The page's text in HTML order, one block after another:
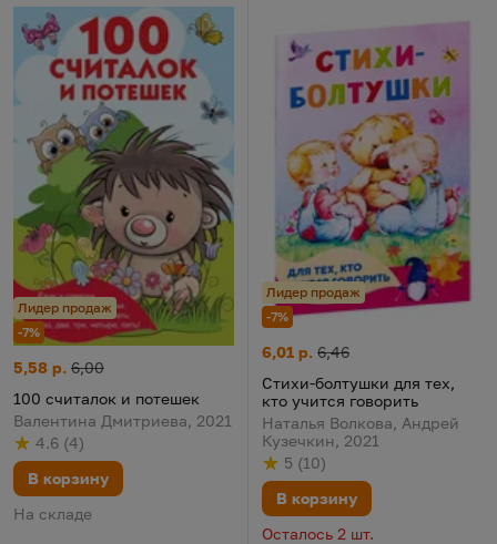
Лидер продаж
-7%
100 считалок и потешек
Цена:
5,58 р.
Старая цена:
6,00
100 считалок и потешек
Валентина Дмитриева, 2021
Рейтинг
4.6
из 5 (
по результату
4
голосов )
В корзину
На складе
Лидер продаж
-7%
Стихи-болтушки для тех, кто
Цена:
6,01 р.
Старая цена:
6,46
Стихи-болтушки для тех,
кто учится говорить
Наталья Волкова, Андрей
Кузечкин, 2021
Рейтинг
5
из 5 (
по результату
10
голосов)
В корзину
Осталось 2 шт.